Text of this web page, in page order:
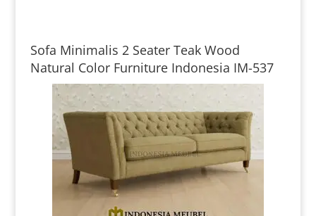
Sofa Minimalis 2 Seater Teak Wood
Natural Color Furniture Indonesia IM-537